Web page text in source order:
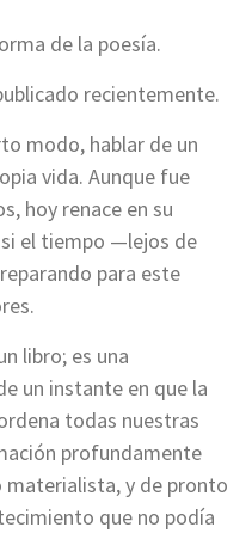
de la poesía.
recientemente.
modo, hablar de un
vida. Aunque fue
hoy renace en su
el tiempo —lejos de
para este
libro; es una
un instante en que la
todas nuestras
profundamente
materialista, y de pronto
que no podía